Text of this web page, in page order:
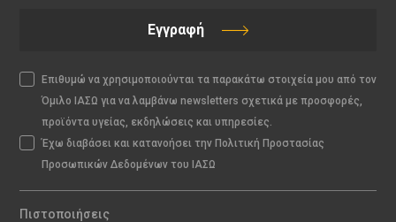
Εγγραφή
Επιθυμώ να χρησιμοποιούνται τα παρακάτω στοιχεία μου από τον
Όμιλο ΙΑΣΩ για να λαμβάνω newsletters σχετικά με προσφορές,
προϊόντα υγείας, εκδηλώσεις και υπηρεσίες.
Έχω διαβάσει και κατανοήσει την Πολιτική Προστασίας
Προσωπικών Δεδομένων του ΙΑΣΩ
Πιστοποιήσεις